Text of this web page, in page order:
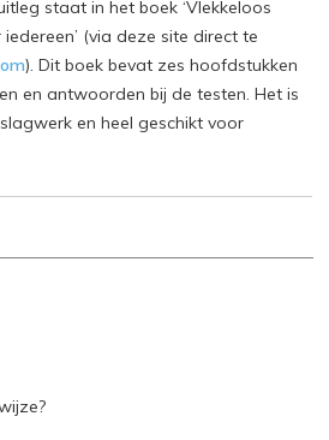
staat in het boek ‘Vlekkeloos
(via deze site direct te
). Dit boek bevat zes hoofdstukken
en antwoorden bij de testen. Het is
en heel geschikt voor